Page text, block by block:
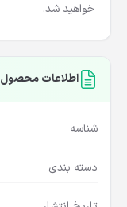
خواهید شد.
اطلاعات محصول
شناسه
دسته بندی